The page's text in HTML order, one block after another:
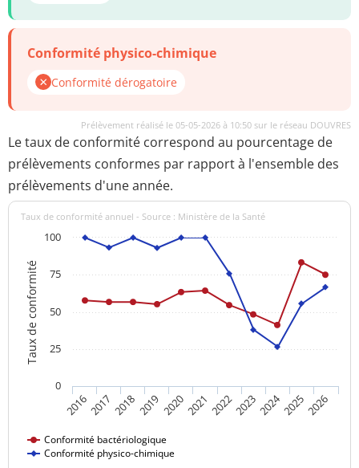
Conformité physico-chimique
Conformité dérogatoire
Prélèvement réalisé le 05-05-2026 à 10:50 sur le réseau DOUVRES
Le taux de conformité correspond au pourcentage de
prélèvements conformes par rapport à l'ensemble des
prélèvements d'une année.
Taux de conformité
Taux de conformité annuel - Source : Ministère de la Santé
Conformité bactériologique
Conformité physico-chimique
20162017 201820192020202120222023202420252026
0
25
50
75
100